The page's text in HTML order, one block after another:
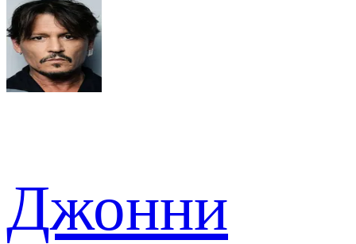
Джонни